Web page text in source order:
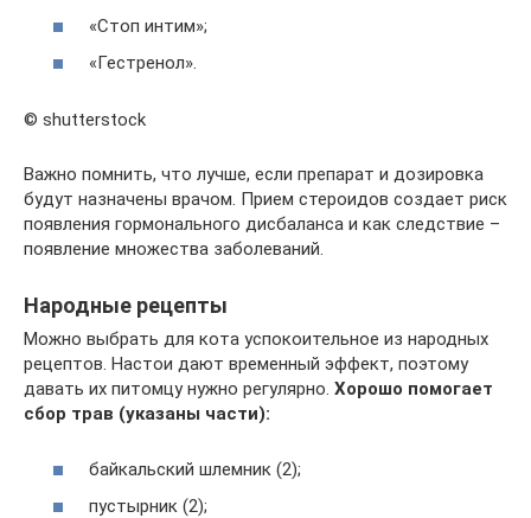
«Стоп интим»;
«Гестренол».
© shutterstock
Важно помнить, что лучше, если препарат и дозировка
будут назначены врачом. Прием стероидов создает риск
появления гормонального дисбаланса и как следствие –
появление множества заболеваний.
Народные рецепты
Можно выбрать для кота успокоительное из народных
рецептов. Настои дают временный эффект, поэтому
давать их питомцу нужно регулярно. Хорошо помогает
сбор трав (указаны части):
байкальский шлемник (2);
пустырник (2);